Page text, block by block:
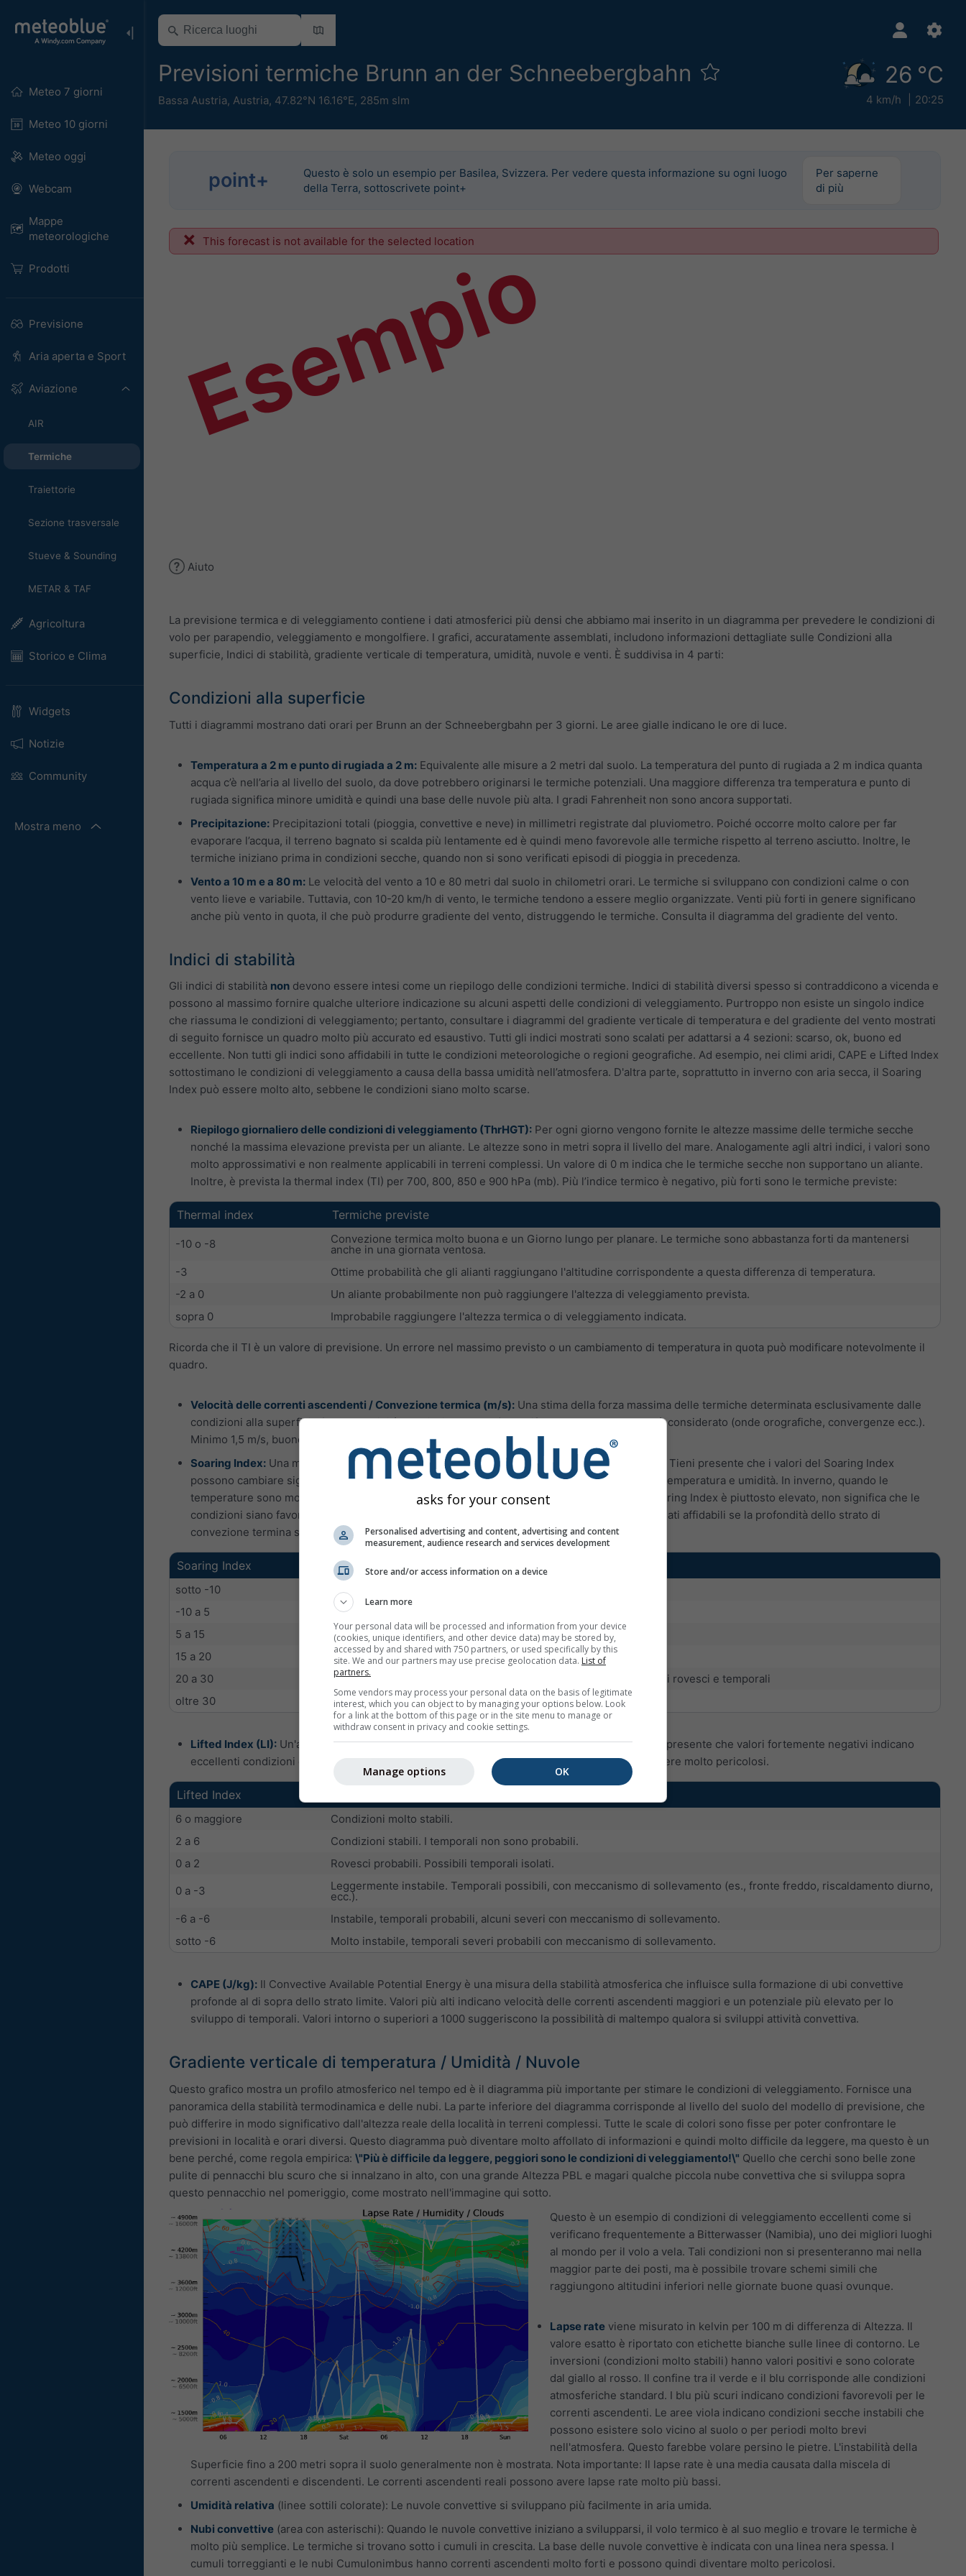
Meteo 7 giorni
Meteo 10 giorni
Meteo oggi
Webcam
Mappe
meteorologiche
Prodotti
Previsione
Aria aperta e Sport
Aviazione
AIR
Termiche
Traiettorie
Sezione trasversale
Stueve & Sounding
METAR & TAF
Agricoltura
Storico e Clima
Widgets
Notizie
Community
Mostra meno
Previsioni termiche Brunn an der Schneebergbahn
Bassa Austria, Austria, 47.82°N 16.16°E, 285m slm
26 °C
4 km/h 20:25
point+
Questo è solo un esempio per Basilea, Svizzera. Per vedere questa informazione su ogni luogo
della Terra, sottoscrivete point+
Per saperne
di più
This forecast is not available for the selected location
Esempio
Aiuto
La previsione termica e di veleggiamento contiene i dati atmosferici più densi che abbiamo mai inserito in un diagramma per prevedere le condizioni di
volo per parapendio, veleggiamento e mongolfiere. I grafici, accuratamente assemblati, includono informazioni dettagliate sulle Condizioni alla
superficie, Indici di stabilità, gradiente verticale di temperatura, umidità, nuvole e venti. È suddivisa in 4 parti:
Condizioni alla superficie
Tutti i diagrammi mostrano dati orari per Brunn an der Schneebergbahn per 3 giorni. Le aree gialle indicano le ore di luce.
Temperatura a 2 m e punto di rugiada a 2 m: Equivalente alle misure a 2 metri dal suolo. La temperatura del punto di rugiada a 2 m indica quanta
acqua c’è nell’aria al livello del suolo, da dove potrebbero originarsi le termiche potenziali. Una maggiore differenza tra temperatura e punto di
rugiada significa minore umidità e quindi una base delle nuvole più alta. I gradi Fahrenheit non sono ancora supportati.
Precipitazione: Precipitazioni totali (pioggia, convettive e neve) in millimetri registrate dal pluviometro. Poiché occorre molto calore per far
evaporare l’acqua, il terreno bagnato si scalda più lentamente ed è quindi meno favorevole alle termiche rispetto al terreno asciutto. Inoltre, le
termiche iniziano prima in condizioni secche, quando non si sono verificati episodi di pioggia in precedenza.
Vento a 10 m e a 80 m: Le velocità del vento a 10 e 80 metri dal suolo in chilometri orari. Le termiche si sviluppano con condizioni calme o con
vento lieve e variabile. Tuttavia, con 10-20 km/h di vento, le termiche tendono a essere meglio organizzate. Venti più forti in genere significano
anche più vento in quota, il che può produrre gradiente del vento, distruggendo le termiche. Consulta il diagramma del gradiente del vento.
Indici di stabilità
Gli indici di stabilità non devono essere intesi come un riepilogo delle condizioni termiche. Indici di stabilità diversi spesso si contraddicono a vicenda e
possono al massimo fornire qualche ulteriore indicazione su alcuni aspetti delle condizioni di veleggiamento. Purtroppo non esiste un singolo indice
che riassuma le condizioni di veleggiamento; pertanto, consultare i diagrammi del gradiente verticale di temperatura e del gradiente del vento mostrati
di seguito fornisce un quadro molto più accurato ed esaustivo. Tutti gli indici mostrati sono scalati per adattarsi a 4 sezioni: scarso, ok, buono ed
eccellente. Non tutti gli indici sono affidabili in tutte le condizioni meteorologiche o regioni geografiche. Ad esempio, nei climi aridi, CAPE e Lifted Index
sottostimano le condizioni di veleggiamento a causa della bassa umidità nell’atmosfera. D'altra parte, soprattutto in inverno con aria secca, il Soaring
Index può essere molto alto, sebbene le condizioni siano molto scarse.
Riepilogo giornaliero delle condizioni di veleggiamento (ThrHGT): Per ogni giorno vengono fornite le altezze massime delle termiche secche
nonché la massima elevazione prevista per un aliante. Le altezze sono in metri sopra il livello del mare. Analogamente agli altri indici, i valori sono
molto approssimativi e non realmente applicabili in terreni complessi. Un valore di 0 m indica che le termiche secche non supportano un aliante.
Inoltre, è prevista la thermal index (TI) per 700, 800, 850 e 900 hPa (mb). Più l’indice termico è negativo, più forti sono le termiche previste:
Thermal index Termiche previste
-10 o -8 Convezione termica molto buona e un Giorno lungo per planare. Le termiche sono abbastanza forti da mantenersi
anche in una giornata ventosa.
-3
Ottime probabilità che gli alianti raggiungano l'altitudine corrispondente a questa differenza di temperatura.
-2 a 0
Un aliante probabilmente non può raggiungere l'altezza di veleggiamento prevista.
sopra 0
Improbabile raggiungere l'altezza termica o di veleggiamento indicata.
Ricorda che il TI è un valore di previsione. Un errore nel massimo previsto o un cambiamento di temperatura in quota può modificare notevolmente il
quadro.
Velocità delle correnti ascendenti / Convezione termica (m/s): Una stima della forza massima delle termiche determinata esclusivamente dalle
condizioni alla superficie (calore, umidità e radiazione solare). L'uplift causato dal vento non è considerato (onde orografiche, convergenze ecc.).
Minimo 1,5 m/s, buono 2 m/s, eccellente >2,5 m/s.
Soaring Index: Una misura di stabilità che considera temperatura e umidità tra 700 e 850 hPa. Tieni presente che i valori del Soaring Index
possono cambiare significativamente durante l’estate in brevi periodi a causa di avvezione di temperatura e umidità. In inverno, quando le
temperature sono molto fredde, i periodi di umidità sono molto piccoli. Quindi, anche se il Soaring Index è piuttosto elevato, non significa che le
condizioni siano favorevoli per i temporali a causa della scarsa umidità. L’indice non fornisce dati affidabili se la profondità dello strato di
convezione termina sotto 700 hPa.
Soaring Index Condizioni di veleggiamento
sotto -10
nessuna o termiche deboli
-10 a 5
termiche secche o 1/8 di cumuli con termiche moderate
5 a 15
buone condizioni di veleggiamento
15 a 20
buone condizioni di veleggiamento con rovesci occasionali
20 a 30
condizioni di veleggiamento eccellenti, ma probabilità crescente di rovesci e temporali
oltre 30
probabilità di temporali superiore al 60 percento
Lifted Index (LI): Un'altra misura di instabilità (valori negativi) o stabilità (valori positivi). Tieni presente che valori fortemente negativi indicano
eccellenti condizioni di veleggiamento, ma i temporali severi sono probabili e potrebbero essere molto pericolosi.
Lifted Index
6 o maggiore
Condizioni molto stabili.
2 a 6
Condizioni stabili. I temporali non sono probabili.
0 a 2
Rovesci probabili. Possibili temporali isolati.
0 a -3
Leggermente instabile. Temporali possibili, con meccanismo di sollevamento (es., fronte freddo, riscaldamento diurno,
ecc.).
-6 a -6
Instabile, temporali probabili, alcuni severi con meccanismo di sollevamento.
sotto -6
Molto instabile, temporali severi probabili con meccanismo di sollevamento.
CAPE (J/kg): Il Convective Available Potential Energy è una misura della stabilità atmosferica che influisce sulla formazione di ubi convettive
profonde al di sopra dello strato limite. Valori più alti indicano velocità delle correnti ascendenti maggiori e un potenziale più elevato per lo
sviluppo di temporali. Valori intorno o superiori a 1000 suggeriscono la possibilità di maltempo qualora si sviluppi attività convettiva.
Gradiente verticale di temperatura / Umidità / Nuvole
Questo grafico mostra un profilo atmosferico nel tempo ed è il diagramma più importante per stimare le condizioni di veleggiamento. Fornisce una
panoramica della stabilità termodinamica e delle nubi. La parte inferiore del diagramma corrisponde al livello del suolo del modello di previsione, che
può differire in modo significativo dall'altezza reale della località in terreni complessi. Tutte le scale di colori sono fisse per poter confrontare le
previsioni in località e orari diversi. Questo diagramma può diventare molto affollato di informazioni e quindi molto difficile da leggere, ma questo è un
bene perché, come regola empirica: \"Più è difficile da leggere, peggiori sono le condizioni di veleggiamento!\" Quello che cerchi sono belle zone
pulite di pennacchi blu scuro che si innalzano in alto, con una grande Altezza PBL e magari qualche piccola nube convettiva che si sviluppa sopra
questo pennacchio nel pomeriggio, come mostrato nell'immagine qui sotto.
Questo è un esempio di condizioni di veleggiamento eccellenti come si
verificano frequentemente a Bitterwasser (Namibia), uno dei migliori luoghi
al mondo per il volo a vela. Tali condizioni non si presenteranno mai nella
maggior parte dei posti, ma è possibile trovare schemi simili che
raggiungono altitudini inferiori nelle giornate buone quasi ovunque.
Lapse rate viene misurato in kelvin per 100 m di differenza di Altezza. Il
valore esatto è riportato con etichette bianche sulle linee di contorno. Le
inversioni (condizioni molto stabili) hanno valori positivi e sono colorate
dal giallo al rosso. Il confine tra il verde e il blu corrisponde alle condizioni
atmosferiche standard. I blu più scuri indicano condizioni favorevoli per le
correnti ascendenti. Le aree viola indicano condizioni secche instabili che
possono esistere solo vicino al suolo o per periodi molto brevi
nell'atmosfera. Questo farebbe volare persino le pietre. L'instabilità della
Superficie fino a 200 metri sopra il suolo generalmente non è mostrata. Nota importante: Il lapse rate è una media causata dalla miscela di
correnti ascendenti e discendenti. Le correnti ascendenti reali possono avere lapse rate molto più bassi.
Umidità relativa (linee sottili colorate): Le nuvole convettive si sviluppano più facilmente in aria umida.
Nubi convettive (area con asterischi): Quando le nuvole convettive iniziano a svilupparsi, il volo termico è al suo meglio e trovare le termiche è
molto più semplice. Le termiche si trovano sotto i cumuli in crescita. La base delle nuvole convettive è indicata con una linea nera spessa. I
cumuli torreggianti e le nubi Cumulonimbus hanno correnti ascendenti molto forti e possono quindi diventare molto pericolosi.
asks for your consent
Personalised advertising and content, advertising and content
measurement, audience research and services development
Store and/or access information on a device
Learn more
Your personal data will be processed and information from your device
(cookies, unique identifiers, and other device data) may be stored by,
accessed by and shared with 750 partners, or used specifically by this
site. We and our partners may use precise geolocation data. List of
partners.
Some vendors may process your personal data on the basis of legitimate
interest, which you can object to by managing your options below. Look
for a link at the bottom of this page or in the site menu to manage or
withdraw consent in privacy and cookie settings.
OK
Manage options